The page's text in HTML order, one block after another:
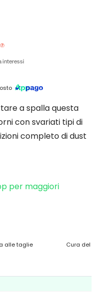
interessi
a spalla questa
con svariati tipi di
completo di dust
per maggiori
alle taglie Cura del